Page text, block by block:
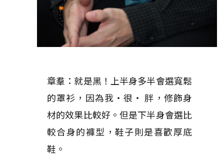
章羣：就是黑！上半身多半會選寬鬆
的罩衫，因為我‧很‧ 胖，修飾身
材的效果比較好。但是下半身會選比
較合身的褲型，鞋子則是喜歡厚底
鞋。